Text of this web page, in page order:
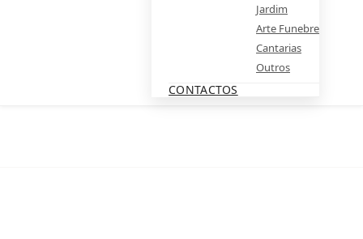
Jardim
Arte Funebre
Cantarias
Outros
CONTACTOS